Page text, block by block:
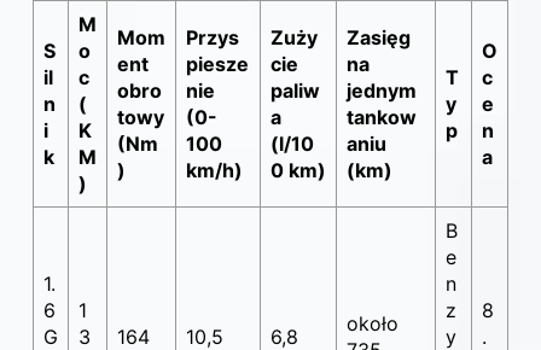
S
il
n
i
k
M
o
c
(
K
M
)
Mom
ent
obro
towy
(Nm
)
Przys
piesze
nie
(0-
100
km/h)
Zuży
cie
paliw
a
(l/10
0 km)
Zasięg
na
jednym
tankow
aniu
(km)
T
y
p
O
c
e
n
a
1.
6
G
1
3
164 10,5 6,8
około
B
e
n
z
y
8
.